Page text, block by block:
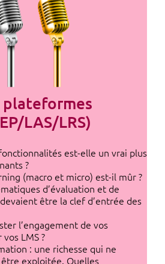
plateformes
LAS/LRS)
est-elle un vrai plus
?
(macro et micro) est-il mûr ?
d’évaluation et de
être la clef d’entrée des
l’engagement de vos
LMS ?
: une richesse qui ne
être exploitée. Quelles